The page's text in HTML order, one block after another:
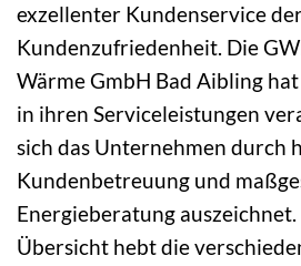
exzellenter Kundenservice
Kundenzufriedenheit. Die
Wärme GmbH Bad Aibling
in ihren Serviceleistungen
sich das Unternehmen durch
Kundenbetreuung und
Energieberatung
Übersicht hebt die